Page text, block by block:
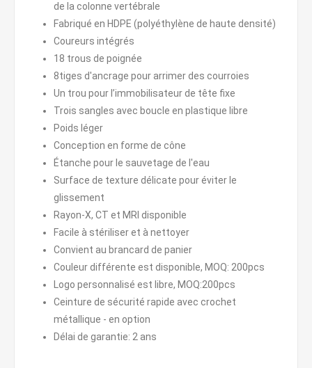
de la colonne vertébrale
Fabriqué en HDPE (polyéthylène de haute densité)
Coureurs intégrés
18 trous de poignée
8tiges d'ancrage pour arrimer des courroies
Un trou pour l’immobilisateur de tête fixe
Trois sangles avec boucle en plastique libre
Poids léger
Conception en forme de cône
Étanche pour le sauvetage de l'eau
Surface de texture délicate pour éviter le
glissement
Rayon-X, CT et MRI disponible
Facile à stériliser et à nettoyer
Convient au brancard de panier
Couleur différente est disponible, MOQ: 200pcs
Logo personnalisé est libre, MOQ:200pcs
Ceinture de sécurité rapide avec crochet
métallique - en option
Délai de garantie: 2 ans